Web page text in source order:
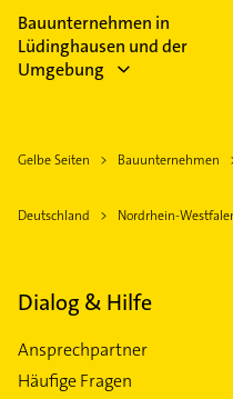
Feiertagen abweichen
Bauunternehmen in
Lüdinghausen und der
Umgebung
Gelbe Seiten Bauunternehmen
Deutschland Nordrhein-
Dialog & Hilfe
Ansprechpartner
Häufige Fragen